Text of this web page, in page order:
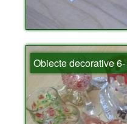
Obiecte decorative